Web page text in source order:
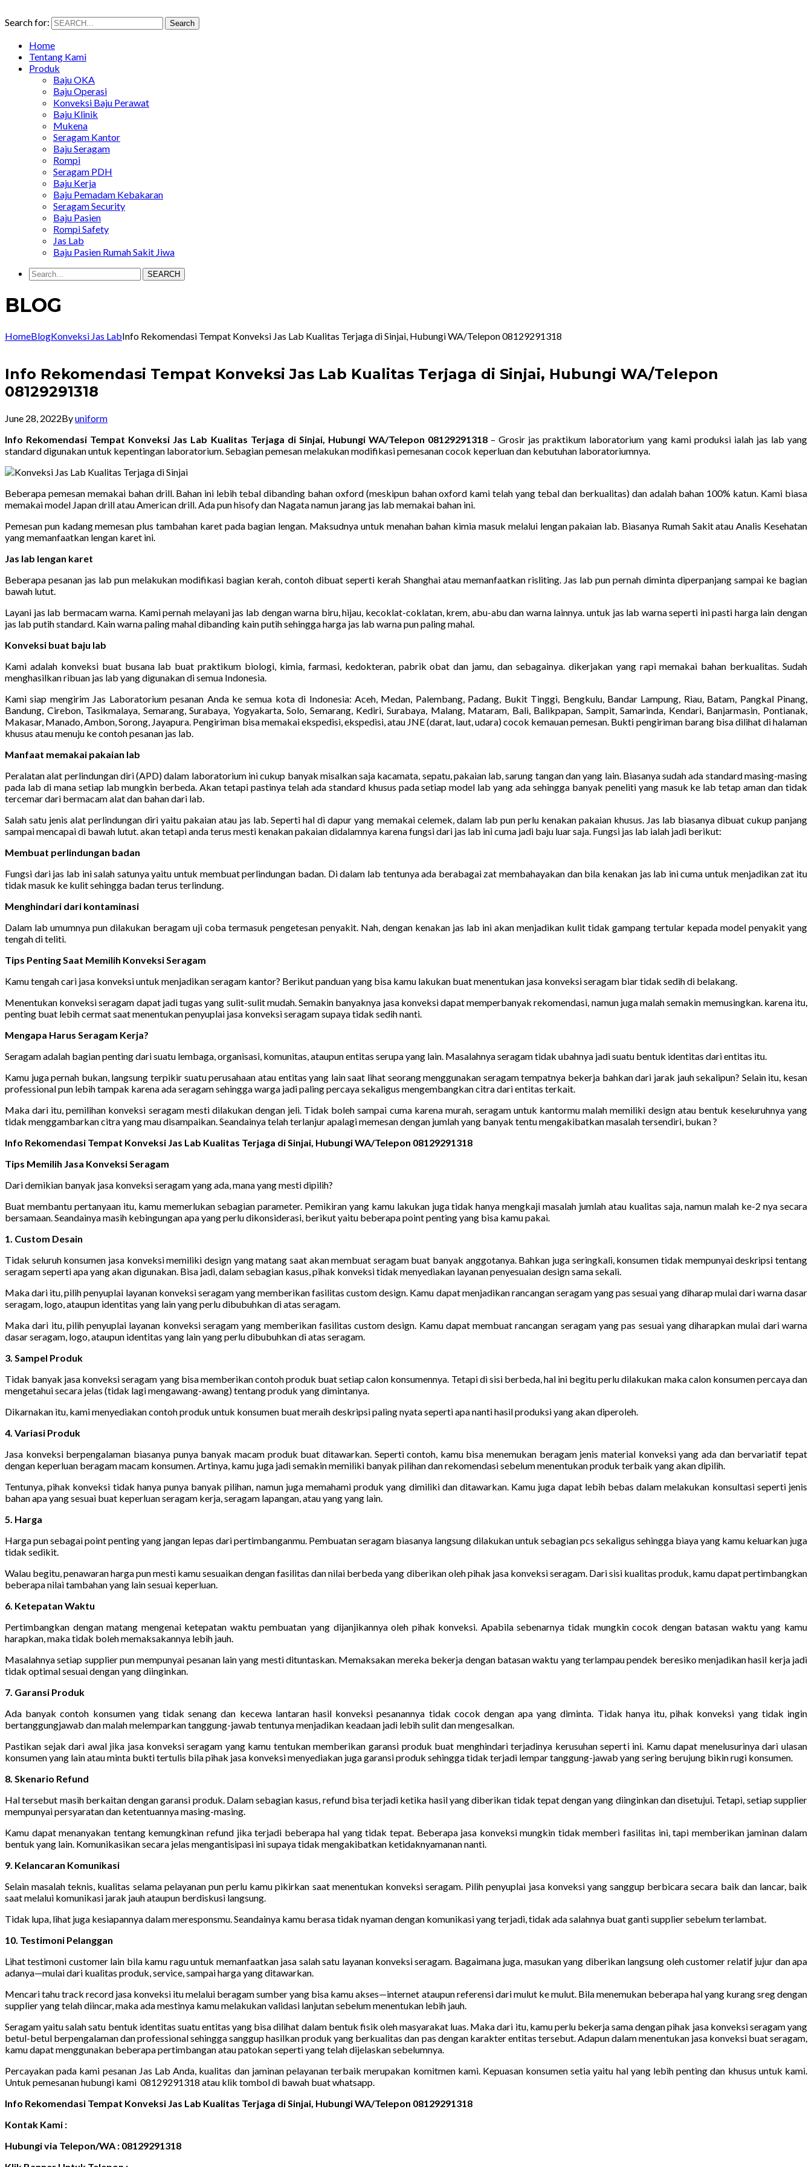
Search for: Search
Home
Tentang Kami
Produk
Baju OKA
Baju Operasi
Konveksi Baju Perawat
Baju Klinik
Mukena
Seragam Kantor
Baju Seragam
Rompi
Seragam PDH
Baju Kerja
Baju Pemadam Kebakaran
Seragam Security
Baju Pasien
Rompi Safety
Jas Lab
Baju Pasien Rumah Sakit Jiwa
SEARCH
BLOG
HomeBlogKonveksi Jas LabInfo Rekomendasi Tempat Konveksi Jas Lab Kualitas Terjaga di Sinjai, Hubungi WA/Telepon 08129291318
Info Rekomendasi Tempat Konveksi Jas Lab Kualitas Terjaga di Sinjai, Hubungi WA/Telepon
08129291318
June 28, 2022Byuniform
Info Rekomendasi Tempat Konveksi Jas Lab Kualitas Terjaga di Sinjai, Hubungi WA/Telepon 08129291318 – Grosir jas praktikum laboratorium yang kami produksi ialah jas lab yang
standard digunakan untuk kepentingan laboratorium. Sebagian pemesan melakukan modifikasi pemesanan cocok keperluan dan kebutuhan laboratoriumnya.
Beberapa pemesan memakai bahan drill. Bahan ini lebih tebal dibanding bahan oxford (meskipun bahan oxford kami telah yang tebal dan berkualitas) dan adalah bahan 100% katun. Kami biasa
memakai model Japan drill atau American drill. Ada pun hisofy dan Nagata namun jarang jas lab memakai bahan ini.
Pemesan pun kadang memesan plus tambahan karet pada bagian lengan. Maksudnya untuk menahan bahan kimia masuk melalui lengan pakaian lab. Biasanya Rumah Sakit atau Analis Kesehatan
yang memanfaatkan lengan karet ini.
Jas lab lengan karet
Beberapa pesanan jas lab pun melakukan modifikasi bagian kerah, contoh dibuat seperti kerah Shanghai atau memanfaatkan risliting. Jas lab pun pernah diminta diperpanjang sampai ke bagian
bawah lutut.
Layani jas lab bermacam warna. Kami pernah melayani jas lab dengan warna biru, hijau, kecoklat-coklatan, krem, abu-abu dan warna lainnya. untuk jas lab warna seperti ini pasti harga lain dengan
jas lab putih standard. Kain warna paling mahal dibanding kain putih sehingga harga jas lab warna pun paling mahal.
Konveksi buat baju lab
Kami adalah konveksi buat busana lab buat praktikum biologi, kimia, farmasi, kedokteran, pabrik obat dan jamu, dan sebagainya. dikerjakan yang rapi memakai bahan berkualitas. Sudah
menghasilkan ribuan jas lab yang digunakan di semua Indonesia.
Kami siap mengirim Jas Laboratorium pesanan Anda ke semua kota di Indonesia: Aceh, Medan, Palembang, Padang, Bukit Tinggi, Bengkulu, Bandar Lampung, Riau, Batam, Pangkal Pinang,
Bandung, Cirebon, Tasikmalaya, Semarang, Surabaya, Yogyakarta, Solo, Semarang, Kediri, Surabaya, Malang, Mataram, Bali, Balikpapan, Sampit, Samarinda, Kendari, Banjarmasin, Pontianak,
Makasar, Manado, Ambon, Sorong, Jayapura. Pengiriman bisa memakai ekspedisi, ekspedisi, atau JNE (darat, laut, udara) cocok kemauan pemesan. Bukti pengiriman barang bisa dilihat di halaman
khusus atau menuju ke contoh pesanan jas lab.
Manfaat memakai pakaian lab
Peralatan alat perlindungan diri (APD) dalam laboratorium ini cukup banyak misalkan saja kacamata, sepatu, pakaian lab, sarung tangan dan yang lain. Biasanya sudah ada standard masing-masing
pada lab di mana setiap lab mungkin berbeda. Akan tetapi pastinya telah ada standard khusus pada setiap model lab yang ada sehingga banyak peneliti yang masuk ke lab tetap aman dan tidak
tercemar dari bermacam alat dan bahan dari lab.
Salah satu jenis alat perlindungan diri yaitu pakaian atau jas lab. Seperti hal di dapur yang memakai celemek, dalam lab pun perlu kenakan pakaian khusus. Jas lab biasanya dibuat cukup panjang
sampai mencapai di bawah lutut. akan tetapi anda terus mesti kenakan pakaian didalamnya karena fungsi dari jas lab ini cuma jadi baju luar saja. Fungsi jas lab ialah jadi berikut:
Membuat perlindungan badan
Fungsi dari jas lab ini salah satunya yaitu untuk membuat perlindungan badan. Di dalam lab tentunya ada berabagai zat membahayakan dan bila kenakan jas lab ini cuma untuk menjadikan zat itu
tidak masuk ke kulit sehingga badan terus terlindung.
Menghindari dari kontaminasi
Dalam lab umumnya pun dilakukan beragam uji coba termasuk pengetesan penyakit. Nah, dengan kenakan jas lab ini akan menjadikan kulit tidak gampang tertular kepada model penyakit yang
tengah di teliti.
Tips Penting Saat Memilih Konveksi Seragam
Kamu tengah cari jasa konveksi untuk menjadikan seragam kantor? Berikut panduan yang bisa kamu lakukan buat menentukan jasa konveksi seragam biar tidak sedih di belakang.
Menentukan konveksi seragam dapat jadi tugas yang sulit-sulit mudah. Semakin banyaknya jasa konveksi dapat memperbanyak rekomendasi, namun juga malah semakin memusingkan. karena itu,
penting buat lebih cermat saat menentukan penyuplai jasa konveksi seragam supaya tidak sedih nanti.
Mengapa Harus Seragam Kerja?
Seragam adalah bagian penting dari suatu lembaga, organisasi, komunitas, ataupun entitas serupa yang lain. Masalahnya seragam tidak ubahnya jadi suatu bentuk identitas dari entitas itu.
Kamu juga pernah bukan, langsung terpikir suatu perusahaan atau entitas yang lain saat lihat seorang menggunakan seragam tempatnya bekerja bahkan dari jarak jauh sekalipun? Selain itu, kesan
professional pun lebih tampak karena ada seragam sehingga warga jadi paling percaya sekaligus mengembangkan citra dari entitas terkait.
Maka dari itu, pemilihan konveksi seragam mesti dilakukan dengan jeli. Tidak boleh sampai cuma karena murah, seragam untuk kantormu malah memiliki design atau bentuk keseluruhnya yang
tidak menggambarkan citra yang mau disampaikan. Seandainya telah terlanjur apalagi memesan dengan jumlah yang banyak tentu mengakibatkan masalah tersendiri, bukan ?
Info Rekomendasi Tempat Konveksi Jas Lab Kualitas Terjaga di Sinjai, Hubungi WA/Telepon 08129291318
Tips Memilih Jasa Konveksi Seragam
Dari demikian banyak jasa konveksi seragam yang ada, mana yang mesti dipilih?
Buat membantu pertanyaan itu, kamu memerlukan sebagian parameter. Pemikiran yang kamu lakukan juga tidak hanya mengkaji masalah jumlah atau kualitas saja, namun malah ke-2 nya secara
bersamaan. Seandainya masih kebingungan apa yang perlu dikonsiderasi, berikut yaitu beberapa point penting yang bisa kamu pakai.
1. Custom Desain
Tidak seluruh konsumen jasa konveksi memiliki design yang matang saat akan membuat seragam buat banyak anggotanya. Bahkan juga seringkali, konsumen tidak mempunyai deskripsi tentang
seragam seperti apa yang akan digunakan. Bisa jadi, dalam sebagian kasus, pihak konveksi tidak menyediakan layanan penyesuaian design sama sekali.
Maka dari itu, pilih penyuplai layanan konveksi seragam yang memberikan fasilitas custom design. Kamu dapat menjadikan rancangan seragam yang pas sesuai yang diharap mulai dari warna dasar
seragam, logo, ataupun identitas yang lain yang perlu dibubuhkan di atas seragam.
Maka dari itu, pilih penyuplai layanan konveksi seragam yang memberikan fasilitas custom design. Kamu dapat membuat rancangan seragam yang pas sesuai yang diharapkan mulai dari warna
dasar seragam, logo, ataupun identitas yang lain yang perlu dibubuhkan di atas seragam.
3. Sampel Produk
Tidak banyak jasa konveksi seragam yang bisa memberikan contoh produk buat setiap calon konsumennya. Tetapi di sisi berbeda, hal ini begitu perlu dilakukan maka calon konsumen percaya dan
mengetahui secara jelas (tidak lagi mengawang-awang) tentang produk yang dimintanya.
Dikarnakan itu, kami menyediakan contoh produk untuk konsumen buat meraih deskripsi paling nyata seperti apa nanti hasil produksi yang akan diperoleh.
4. Variasi Produk
Jasa konveksi berpengalaman biasanya punya banyak macam produk buat ditawarkan. Seperti contoh, kamu bisa menemukan beragam jenis material konveksi yang ada dan bervariatif tepat
dengan keperluan beragam macam konsumen. Artinya, kamu juga jadi semakin memiliki banyak pilihan dan rekomendasi sebelum menentukan produk terbaik yang akan dipilih.
Tentunya, pihak konveksi tidak hanya punya banyak pilihan, namun juga memahami produk yang dimiliki dan ditawarkan. Kamu juga dapat lebih bebas dalam melakukan konsultasi seperti jenis
bahan apa yang sesuai buat keperluan seragam kerja, seragam lapangan, atau yang yang lain.
5. Harga
Harga pun sebagai point penting yang jangan lepas dari pertimbanganmu. Pembuatan seragam biasanya langsung dilakukan untuk sebagian pcs sekaligus sehingga biaya yang kamu keluarkan juga
tidak sedikit.
Walau begitu, penawaran harga pun mesti kamu sesuaikan dengan fasilitas dan nilai berbeda yang diberikan oleh pihak jasa konveksi seragam. Dari sisi kualitas produk, kamu dapat pertimbangkan
beberapa nilai tambahan yang lain sesuai keperluan.
6. Ketepatan Waktu
Pertimbangkan dengan matang mengenai ketepatan waktu pembuatan yang dijanjikannya oleh pihak konveksi. Apabila sebenarnya tidak mungkin cocok dengan batasan waktu yang kamu
harapkan, maka tidak boleh memaksakannya lebih jauh.
Masalahnya setiap supplier pun mempunyai pesanan lain yang mesti dituntaskan. Memaksakan mereka bekerja dengan batasan waktu yang terlampau pendek beresiko menjadikan hasil kerja jadi
tidak optimal sesuai dengan yang diinginkan.
7. Garansi Produk
Ada banyak contoh konsumen yang tidak senang dan kecewa lantaran hasil konveksi pesanannya tidak cocok dengan apa yang diminta. Tidak hanya itu, pihak konveksi yang tidak ingin
bertanggungjawab dan malah melemparkan tanggung-jawab tentunya menjadikan keadaan jadi lebih sulit dan mengesalkan.
Pastikan sejak dari awal jika jasa konveksi seragam yang kamu tentukan memberikan garansi produk buat menghindari terjadinya kerusuhan seperti ini. Kamu dapat menelusurinya dari ulasan
konsumen yang lain atau minta bukti tertulis bila pihak jasa konveksi menyediakan juga garansi produk sehingga tidak terjadi lempar tanggung-jawab yang sering berujung bikin rugi konsumen.
8. Skenario Refund
Hal tersebut masih berkaitan dengan garansi produk. Dalam sebagian kasus, refund bisa terjadi ketika hasil yang diberikan tidak tepat dengan yang diinginkan dan disetujui. Tetapi, setiap supplier
mempunyai persyaratan dan ketentuannya masing-masing.
Kamu dapat menanyakan tentang kemungkinan refund jika terjadi beberapa hal yang tidak tepat. Beberapa jasa konveksi mungkin tidak memberi fasilitas ini, tapi memberikan jaminan dalam
bentuk yang lain. Komunikasikan secara jelas mengantisipasi ini supaya tidak mengakibatkan ketidaknyamanan nanti.
9. Kelancaran Komunikasi
Selain masalah teknis, kualitas selama pelayanan pun perlu kamu pikirkan saat menentukan konveksi seragam. Pilih penyuplai jasa konveksi yang sanggup berbicara secara baik dan lancar, baik
saat melalui komunikasi jarak jauh ataupun berdiskusi langsung.
Tidak lupa, lihat juga kesiapannya dalam meresponsmu. Seandainya kamu berasa tidak nyaman dengan komunikasi yang terjadi, tidak ada salahnya buat ganti supplier sebelum terlambat.
10. Testimoni Pelanggan
Lihat testimoni customer lain bila kamu ragu untuk memanfaatkan jasa salah satu layanan konveksi seragam. Bagaimana juga, masukan yang diberikan langsung oleh customer relatif jujur dan apa
adanya—mulai dari kualitas produk, service, sampai harga yang ditawarkan.
Mencari tahu track record jasa konveksi itu melalui beragam sumber yang bisa kamu akses—internet ataupun referensi dari mulut ke mulut. Bila menemukan beberapa hal yang kurang sreg dengan
supplier yang telah diincar, maka ada mestinya kamu melakukan validasi lanjutan sebelum menentukan lebih jauh.
Seragam yaitu salah satu bentuk identitas suatu entitas yang bisa dilihat dalam bentuk fisik oleh masyarakat luas. Maka dari itu, kamu perlu bekerja sama dengan pihak jasa konveksi seragam yang
betul-betul berpengalaman dan professional sehingga sanggup hasilkan produk yang berkualitas dan pas dengan karakter entitas tersebut. Adapun dalam menentukan jasa konveksi buat seragam,
kamu dapat menggunakan beberapa pertimbangan atau patokan seperti yang telah dijelaskan sebelumnya.
Percayakan pada kami pesanan Jas Lab Anda, kualitas dan jaminan pelayanan terbaik merupakan komitmen kami. Kepuasan konsumen setia yaitu hal yang lebih penting dan khusus untuk kami.
Untuk pemesanan hubungi kami 08129291318 atau klik tombol di bawah buat whatsapp.
Info Rekomendasi Tempat Konveksi Jas Lab Kualitas Terjaga di Sinjai, Hubungi WA/Telepon 08129291318
Kontak Kami :
Hubungi via Telepon/WA : 08129291318